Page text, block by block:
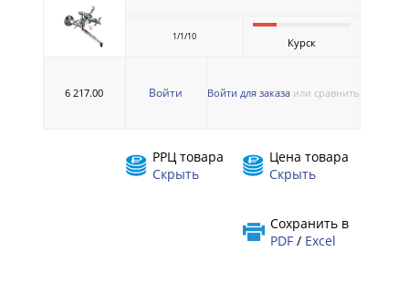
1/1/10 Курск
6 217.00 Войти Войти для заказа или сравнить
Цена товара
Скрыть
РРЦ товара
Скрыть
Сохранить в
PDF/ Excel